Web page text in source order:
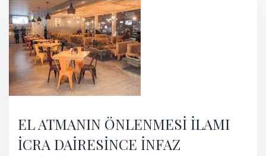
EL ATMANIN ÖNLENMESİ İLAMI
İCRA DAİRESİNCE İNFAZ